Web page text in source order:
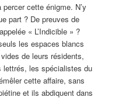
cette énigme. N’y
part ? De preuves de
« L’Indicible » ?
les espaces blancs
de leurs résidents,
lettrés, les spécialistes du
cette affaire, sans
et ils abdiquent dans